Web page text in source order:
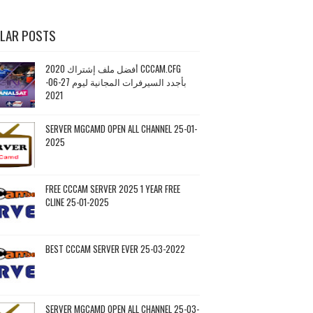
POSTS
أفضل ملف إشتراك 2020 CCCAM.CFG
بأجدد السيرفرات المجانية ليوم 27-06-
2021
SERVER MGCAMD OPEN ALL CHANNEL 25-01-
2025
FREE CCCAM SERVER 2025 1 YEAR FREE
CLINE 25-01-2025
BEST CCCAM SERVER EVER 25-03-2022
SERVER MGCAMD OPEN ALL CHANNEL 25-03-